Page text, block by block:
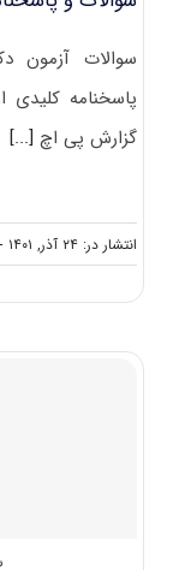
پاسخنامه
گزارش پی اچ[...]
انتشار در: ۲۴ آذر, ۱۴۰۱